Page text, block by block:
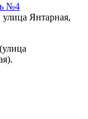
№4
Янтарная,